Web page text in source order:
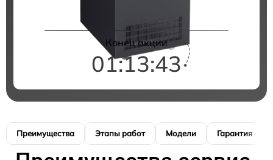
Конец акции
01:13:42
Преимущества Этапы работ Модели Гарантия